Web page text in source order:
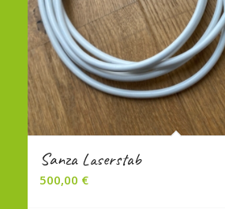
Sanza Laserstab
500,00 €